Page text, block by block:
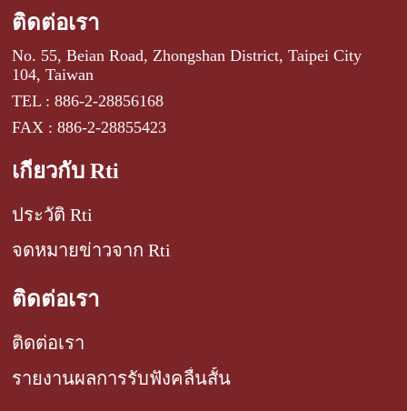
ติดต่อเรา
No. 55, Beian Road, Zhongshan District, Taipei City
104, Taiwan
TEL : 886-2-28856168
FAX : 886-2-28855423
เกี่ยวกับ Rti
ประวัติ Rti
จดหมายข่าวจาก Rti
ติดต่อเรา
ติดต่อเรา
รายงานผลการรับฟังคลื่นสั้น